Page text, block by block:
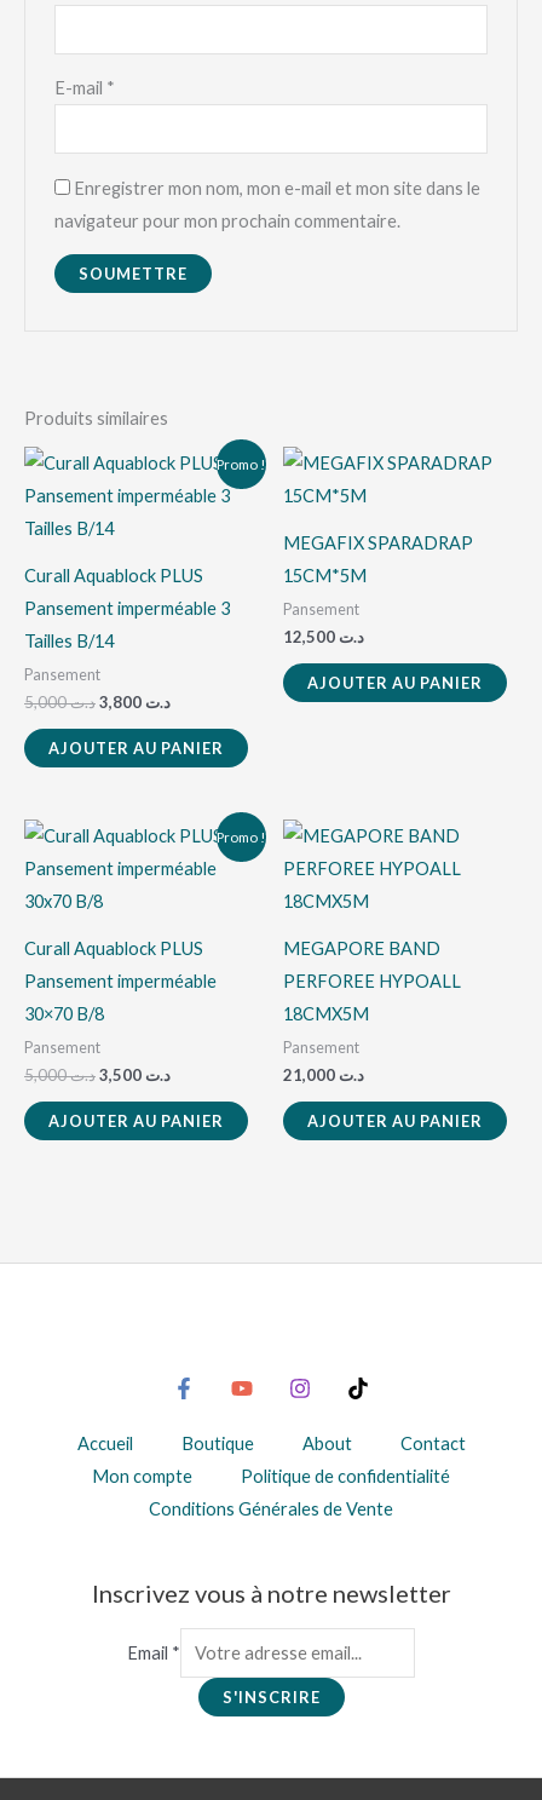
E-mail *
Enregistrer mon nom, mon e-mail et mon site dans le
navigateur pour mon prochain commentaire.
Produits similaires
Promo !
Curall Aquablock PLUS
Pansement imperméable 3
Tailles B/14
Pansement
د.ت5,000
Le
prix
initial
د.ت
Le
prix
actuel
AJOUTER AU PANIER
MEGAFIX SPARADRAP
15CM*5M
Pansement
د.ت
AJOUTER AU PANIER
Promo !
Curall Aquablock PLUS
Pansement imperméable
30×70 B/8
Pansement
د.ت5,000
Le
prix
initial
د.ت
Le
prix
actuel
AJOUTER AU PANIER
MEGAPORE BAND
PERFOREE HYPOALL
18CMX5M
Pansement
د.ت
AJOUTER AU PANIER
Accueil Boutique About
Contact
Mon compte
Politique de confidentialité
Conditions Générales de Vente
Inscrivez vous à notre newsletter
Email *
S'INSCRIRE